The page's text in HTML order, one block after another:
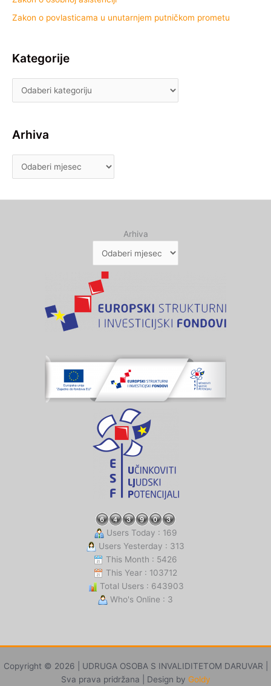
Zakon o povlasticama u unutarnjem putničkom prometu
Kategorije
Arhiva
Arhiva
Users Today : 169
Users Yesterday : 313
This Month : 5426
This Year : 103712
Total Users : 643903
Who's Online : 3
Copyright © 2026 | UDRUGA OSOBA S INVALIDITETOM DARUVAR |
Sva prava pridržana | Design by Goldy